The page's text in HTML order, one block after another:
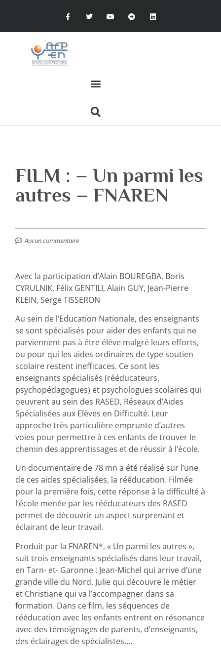
FILM : – Un parmi les
autres – FNAREN
Aucun commentaire
Avec la participation d’Alain BOUREGBA, Boris
CYRULNIK, Félix GENTILI, Alain GUY, Jean-Pierre
KLEIN, Serge TISSERON
Au sein de l’Education Nationale, des enseignants
se sont spécialisés pour aider des enfants qui ne
parviennent pas à être élève malgré leurs efforts,
ou pour qui les aides ordinaires de type soutien
scolaire restent inefficaces. Ce sont les
enseignants spécialisés (rééducateurs,
psychopédagogues) et psychologues scolaires qui
oeuvrent au sein des RASED, Réseaux d’Aides
Spécialisées aux Elèves en Difficulté. Leur
approche très particulière emprunte d’autres
voies pour permettre à ces enfants de trouver le
chemin des apprentissages et de réussir à l’école.
Un documentaire de 78 mn a été réalisé sur l’une
de ces aides spécialisées, la rééducation. Filmée
pour la première fois, cette réponse à la difficulté à
l’école menée par les rééducateurs des RASED
permet de découvrir un aspect surprenant et
éclairant de leur travail.
Produit par la FNAREN*, « Un parmi les autres »,
suit trois enseignants spécialisés dans leur travail,
en Tarn- et- Garonne : Jean-Michel qui arrive d’une
grande ville du Nord, Julie qui découvre le métier
et Christiane qui va l’accompagner dans sa
formation. Dans ce film, les séquences de
rééducation avec les enfants entrent en résonance
avec des témoignages de parents, d’enseignants,
des éclairages de spécialistes….